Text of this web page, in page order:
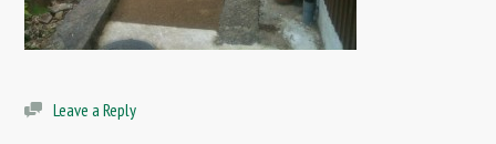
Leave a Reply